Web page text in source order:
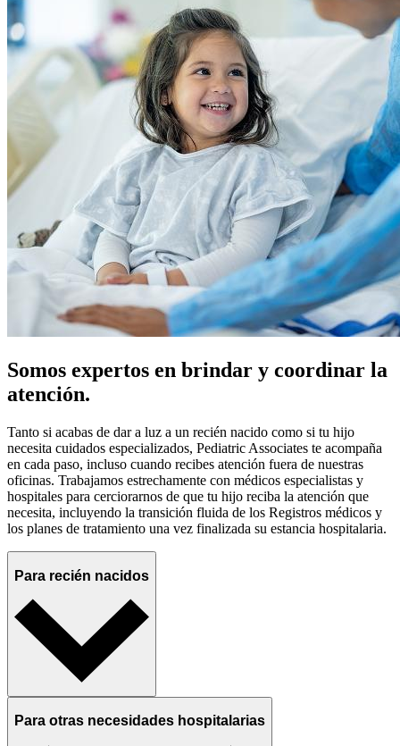
Somos expertos en brindar y coordinar la
atención.
Tanto si acabas de dar a luz a un recién nacido como si tu hijo
necesita cuidados especializados, Pediatric Associates te acompaña
en cada paso, incluso cuando recibes atención fuera de nuestras
oficinas. Trabajamos estrechamente con médicos especialistas y
hospitales para cerciorarnos de que tu hijo reciba la atención que
necesita, incluyendo la transición fluida de los Registros médicos y
los planes de tratamiento una vez finalizada su estancia hospitalaria.
Para recién nacidos
Para otras necesidades hospitalarias